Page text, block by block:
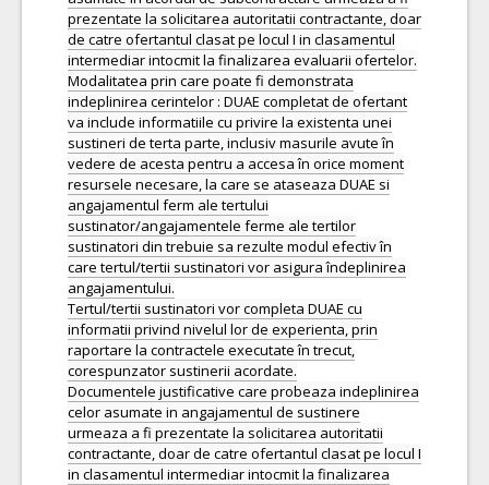
prezentate la solicitarea autoritatii contractante, doar
de catre ofertantul clasat pe locul I in clasamentul
intermediar intocmit la finalizarea evaluarii ofertelor.
Modalitatea prin care poate fi demonstrata
indeplinirea cerintelor : DUAE completat de ofertant
va include informatiile cu privire la existenta unei
sustineri de terta parte, inclusiv masurile avute în
vedere de acesta pentru a accesa în orice moment
resursele necesare, la care se ataseaza DUAE si
angajamentul ferm ale tertului
sustinator/angajamentele ferme ale tertilor
sustinatori din trebuie sa rezulte modul efectiv în
care tertul/tertii sustinatori vor asigura îndeplinirea
angajamentului.
Tertul/tertii sustinatori vor completa DUAE cu
informatii privind nivelul lor de experienta, prin
raportare la contractele executate în trecut,
corespunzator sustinerii acordate.
Documentele justificative care probeaza indeplinirea
celor asumate in angajamentul de sustinere
urmeaza a fi prezentate la solicitarea autoritatii
contractante, doar de catre ofertantul clasat pe locul I
in clasamentul intermediar intocmit la finalizarea